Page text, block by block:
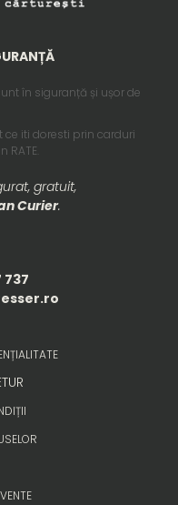
în siguranță și ușor de
iti doresti prin carduri
gratuit,
Curier.
737